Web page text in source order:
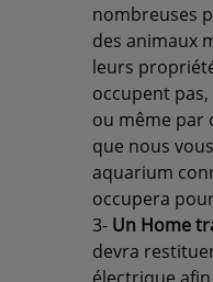
nombreuses
des animaux
leurs
occupent
ou même par
que nous
aquarium
occupera
3- Un Home
devra